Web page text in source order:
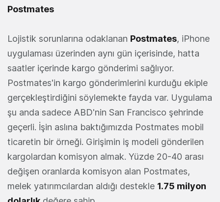
Postmates
Lojistik sorunlarına odaklanan Postmates, iPhone
uygulaması üzerinden aynı gün içerisinde, hatta
saatler içerinde kargo gönderimi sağlıyor.
Postmates'in kargo gönderimlerini kurduğu ekiple
gerçekleştirdiğini söylemekte fayda var. Uygulama
şu anda sadece ABD'nin San Francisco şehrinde
geçerli. İşin aslına baktığımızda Postmates mobil
ticaretin bir örneği. Girişimin iş modeli gönderilen
kargolardan komisyon almak. Yüzde 20-40 arası
değişen oranlarda komisyon alan Postmates,
melek yatırımcılardan aldığı destekle 1.75 milyon